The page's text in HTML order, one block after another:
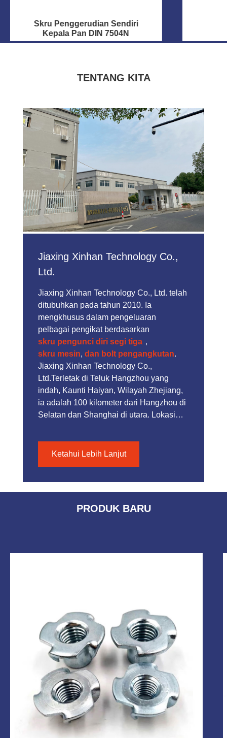
Skru Penggerudian Sendiri
Kepala Pan DIN 7504N
TENTANG KITA
Jiaxing Xinhan Technology Co.,
Ltd.
Jiaxing Xinhan Technology Co., Ltd. telah
ditubuhkan pada tahun 2010. Ia
mengkhusus dalam pengeluaran
pelbagai pengikat berdasarkan
skru pengunci diri segi tiga ，
skru mesin, dan bolt pengangkutan.
Jiaxing Xinhan Technology Co.,
Ltd.Terletak di Teluk Hangzhou yang
indah, Kaunti Haiyan, Wilayah Zhejiang,
ia adalah 100 kilometer dari Hangzhou di
Selatan dan Shanghai di utara. Lokasi
meliputi kawasan seluas 10000 meter
Ketahui Lebih Lanjut
PRODUK BARU